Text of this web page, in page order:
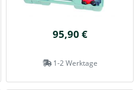
95,90 €
1-2 Werktage